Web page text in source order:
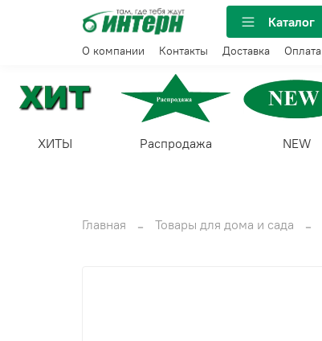
Каталог
О компании Контакты Доставка Оплата
ХИТЫ Распродажа NEW
Главная
Товары для дома и сада